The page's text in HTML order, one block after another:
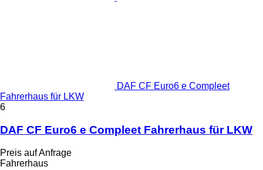
DAF CF Euro6 e Compleet
Fahrerhaus für LKW
6
DAF CF Euro6 e Compleet Fahrerhaus für LKW
Preis auf Anfrage
Fahrerhaus